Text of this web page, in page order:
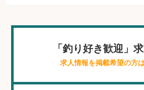
「釣り好き歓迎」
求人情報を掲載希望の方